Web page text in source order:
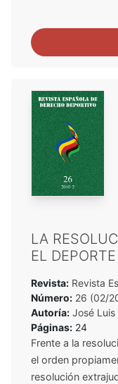
LA
EL DEPORTE
Revista: Revista
Número: 26 (02/
Autoría: José
Páginas: 24
Frente a la
el orden
resolución